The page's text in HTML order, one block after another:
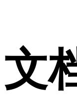
文